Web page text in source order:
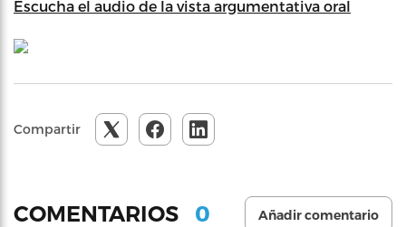
Escucha el audio de la vista argumentativa oral
Compartir
COMENTARIOS 0 Añadir comentario